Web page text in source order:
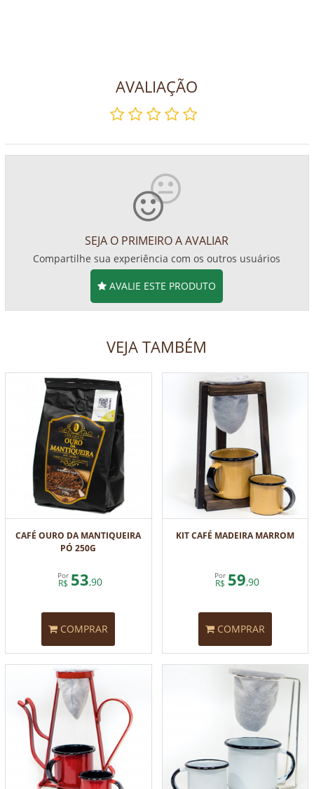
AVALIAÇÃO
SEJA O PRIMEIRO A AVALIAR
Compartilhe sua experiência com os outros usuários
AVALIE ESTE PRODUTO
VEJA TAMBÉM
CAFÉ OURO DA MANTIQUEIRA
PÓ 250G
Por
R$ 53,90
COMPRAR
KIT CAFÉ MADEIRA MARROM
Por
R$ 59,90
COMPRAR